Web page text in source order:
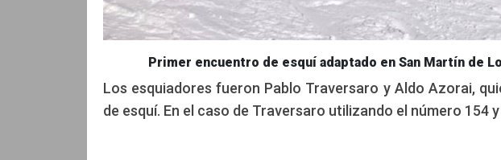
Primer encuentro de esquí adaptado en San Martín de
Los esquiadores fueron Pablo Traversaro y Aldo Azorai,
de esquí. En el caso de Traversaro utilizando el número 154